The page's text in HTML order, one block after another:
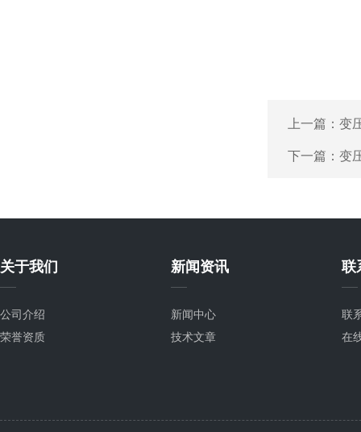
上一篇： 变
下一篇： 变
关于我们
公司介绍
荣誉资质
新闻资讯
新闻中心
技术文章
联
联
在